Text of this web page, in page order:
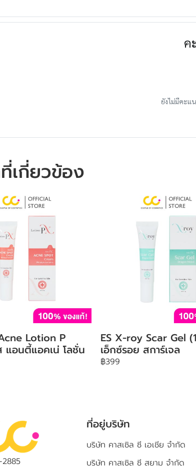
ค
ยังไม่มีคะแ
เกี่ยวข้อง
Lotion P
แอนตี้แอคเน่ โลชั่น
ES X-roy Scar Gel
เอ็กซ์รอย สการ์เจล
฿399
ที่อยู่บริษัท
บริษัท คาสเซิล ซี เอเชีย จำกัด
บริษัท คาสเซิล ซี สยาม จำกัด